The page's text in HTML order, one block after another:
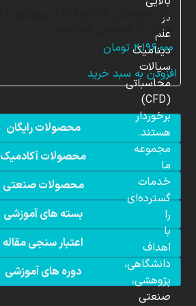
سازی با انسیس فلوئنت
۲,۱۹۶,۰۰۰ تومان
افزودن به سبد خرید
محصولات رایگان
محصولات آکادمیک
محصولات صنعتی
بسته های آموزشی
اعتبار سنجی مقاله
دوره های آموزشی
در
علم
دینامیک
سیالات
محاسباتی
(CFD)
برخوردار
هستند.
مجموعه
ما
خدمات
گسترده‌ای
را
با
اهداف
دانشگاهی،
پژوهشی،
صنعتی